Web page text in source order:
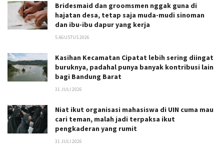
Bridesmaid dan groomsmen nggak guna di
hajatan desa, tetap saja muda-mudi sinoman
dan ibu-ibu dapur yang kerja
5 AGUSTUS 2026
Kasihan Kecamatan Cipatat lebih sering diingat
buruknya, padahal punya banyak kontribusi lain
bagi Bandung Barat
31 JULI 2026
Niat ikut organisasi mahasiswa di UIN cuma mau
cari teman, malah jadi terpaksa ikut
pengkaderan yang rumit
31 JULI 2026